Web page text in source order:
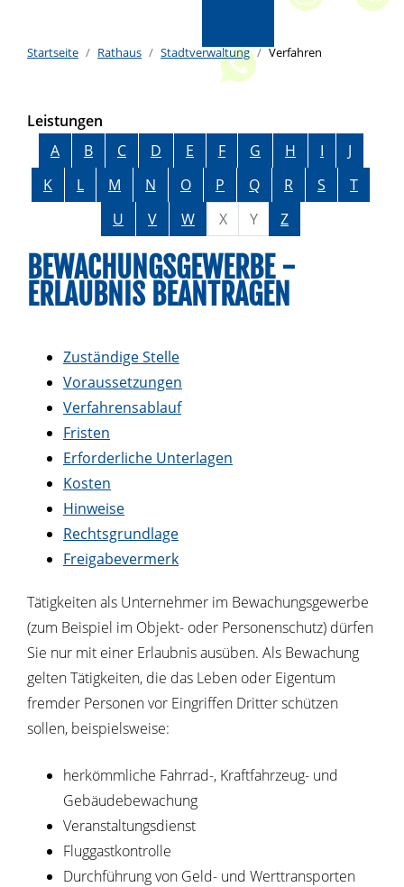
Startseite Rathaus Stadtverwaltung Verfahren
Leistungen
Alphabetisches Register überspringen
A B C D E F G H I
J
K
L M N O P Q R S
T
U
V W X Y Z
BEWACHUNGSGEWERBE -
ERLAUBNIS BEANTRAGEN
Zuständige Stelle
Voraussetzungen
Verfahrensablauf
Fristen
Erforderliche Unterlagen
Kosten
Hinweise
Rechtsgrundlage
Freigabevermerk
Tätigkeiten als Unternehmer im Bewachungsgewerbe
(zum Beispiel im Objekt- oder Personenschutz) dürfen
Sie nur mit einer Erlaubnis ausüben. Als Bewachung
gelten Tätigkeiten, die das Leben oder Eigentum
fremder Personen vor Eingriffen Dritter schützen
sollen, beispielsweise:
herkömmliche Fahrrad-, Kraftfahrzeug- und
Gebäudebewachung
Veranstaltungsdienst
Fluggastkontrolle
Durchführung von Geld- und Werttransporten